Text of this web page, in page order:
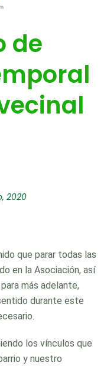
de
2020
que parar todas las
en la Asociación, así
más adelante,
durante este
los vínculos que
y nuestro